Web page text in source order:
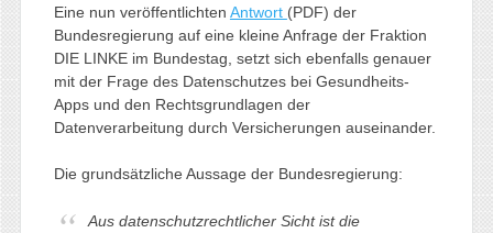
Eine nun veröffentlichten Antwort (PDF) der
Bundesregierung auf eine kleine Anfrage der Fraktion
DIE LINKE im Bundestag, setzt sich ebenfalls genauer
mit der Frage des Datenschutzes bei Gesundheits-
Apps und den Rechtsgrundlagen der
Datenverarbeitung durch Versicherungen auseinander.
Die grundsätzliche Aussage der Bundesregierung:
Aus datenschutzrechtlicher Sicht ist die